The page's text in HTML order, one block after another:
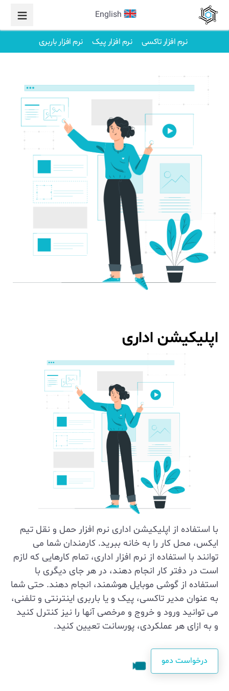
English
نرم افزار تاکسی نرم افزار پیک نرم افزار باربری
اپلیکیشن اداری
با استفاده از اپلیکیشن اداری نرم افزار حمل و نقل تیم
ایکس، محل کار را به خانه ببرید. کارمندان شما می
توانند با استفاده از نرم افزار اداری، تمام کارهایی که لازم
است در دفتر کار انجام دهند، در هر جای دیگری با
استفاده از گوشی موبایل هوشمند، انجام دهند. حتی شما
به عنوان مدیر تاکسی، پیک و یا باربری اینترنتی و تلفنی،
می توانید ورود و خروج و مرخصی آنها را نیز کنترل کنید
و به ازای هر عملکردی، پورسانت تعیین کنید.
درخواست دمو